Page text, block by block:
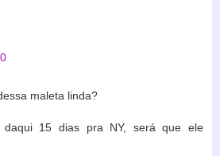
maleta linda?
daqui 15 dias pra NY, será que ele